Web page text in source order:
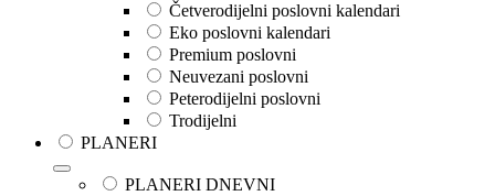
Četverodijelni poslovni kalendari
Eko poslovni kalendari
Premium poslovni
Neuvezani poslovni
Peterodijelni poslovni
Trodijelni
PLANERI
PLANERI DNEVNI